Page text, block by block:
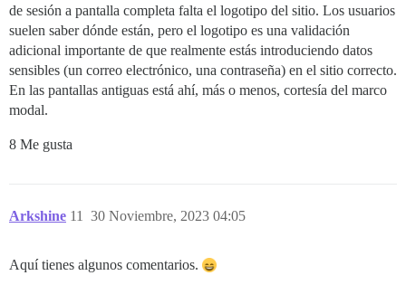
de sesión a pantalla completa falta el logotipo del sitio. Los usuarios
suelen saber dónde están, pero el logotipo es una validación
adicional importante de que realmente estás introduciendo datos
sensibles (un correo electrónico, una contraseña) en el sitio correcto.
En las pantallas antiguas está ahí, más o menos, cortesía del marco
modal.
8 Me gusta
Arkshine 30 Noviembre, 2023 04:05
11
Aquí tienes algunos comentarios.